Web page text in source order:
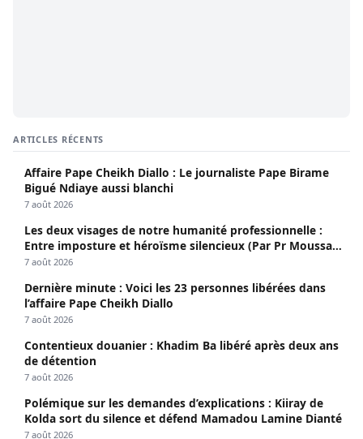
ARTICLES RÉCENTS
Affaire Pape Cheikh Diallo : Le journaliste Pape Birame
Bigué Ndiaye aussi blanchi
7 août 2026
Les deux visages de notre humanité professionnelle :
Entre imposture et héroïsme silencieux (Par Pr Moussa
Seydi)
7 août 2026
Dernière minute : Voici les 23 personnes libérées dans
l’affaire Pape Cheikh Diallo
7 août 2026
Contentieux douanier : Khadim Ba libéré après deux ans
de détention
7 août 2026
Polémique sur les demandes d’explications : Kiiray de
Kolda sort du silence et défend Mamadou Lamine Dianté
7 août 2026